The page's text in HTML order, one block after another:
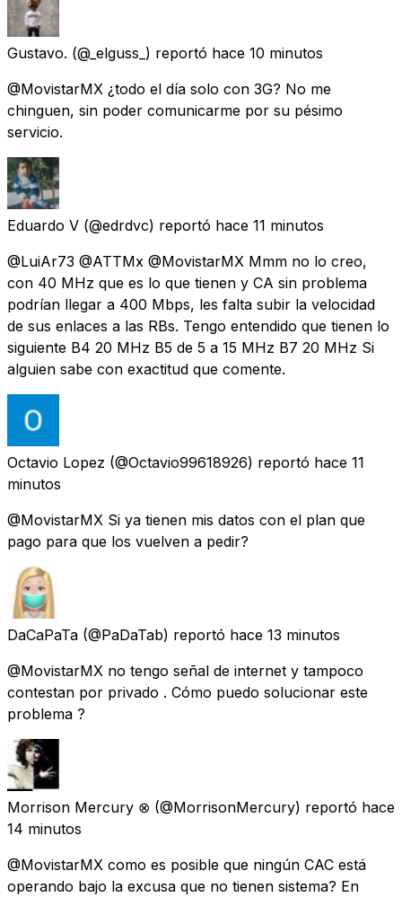
Gustavo. (@_elguss_) reportó hace 10 minutos
@MovistarMX ¿todo el día solo con 3G? No me
chinguen, sin poder comunicarme por su pésimo
servicio.
Eduardo V (@edrdvc) reportó hace 11 minutos
@LuiAr73 @ATTMx @MovistarMX Mmm no lo creo,
con 40 MHz que es lo que tienen y CA sin problema
podrían llegar a 400 Mbps, les falta subir la velocidad
de sus enlaces a las RBs. Tengo entendido que tienen lo
siguiente B4 20 MHz B5 de 5 a 15 MHz B7 20 MHz Si
alguien sabe con exactitud que comente.
Octavio Lopez (@Octavio99618926) reportó hace 11
minutos
@MovistarMX Si ya tienen mis datos con el plan que
pago para que los vuelven a pedir?
DaCaPaTa (@PaDaTab) reportó hace 13 minutos
@MovistarMX no tengo señal de internet y tampoco
contestan por privado . Cómo puedo solucionar este
problema ?
Morrison Mercury ⊗ (@MorrisonMercury) reportó hace
14 minutos
@MovistarMX como es posible que ningún CAC está
operando bajo la excusa que no tienen sistema? En